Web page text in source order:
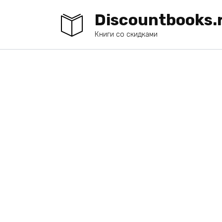
Книги со скидками